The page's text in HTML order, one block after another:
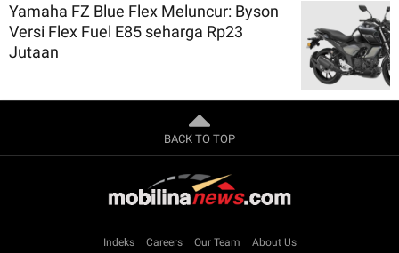
Yamaha FZ Blue Flex Meluncur: Byson
Versi Flex Fuel E85 seharga Rp23
Jutaan
BACK TO TOP
Indeks Careers Our Team About Us